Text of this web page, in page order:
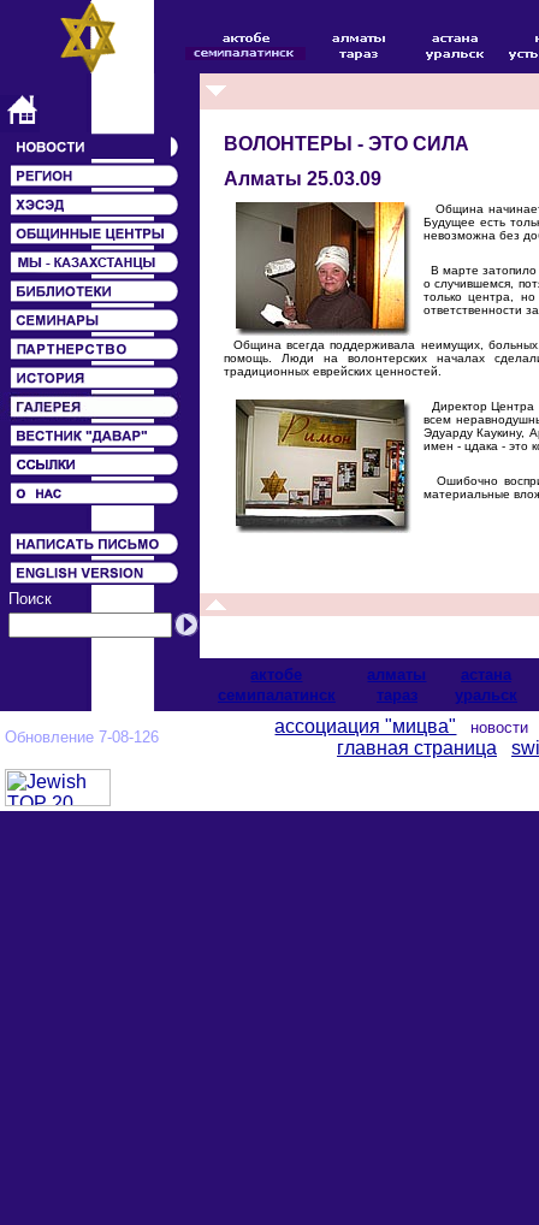
Поиск
ВОЛОНТЕРЫ - ЭТО СИЛА
Алматы 25.03.09
Община
Будущее есть
невозможна без
В марте
о случившемся,
только центра,
ответственности
Община всегда поддерживала неимущих,
помощь. Люди на волонтерских началах
традиционных еврейских ценностей.
Директор Центра
всем
Эдуарду Каукину,
имен - цдака - это
Ошибочно
материальные
актобе алматы
астана
cемипалатинск
тараз уральск
Обновление 7-08-126
ассоциация "мицва"
главная страница